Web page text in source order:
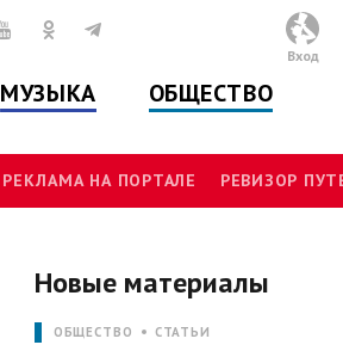
МУЗЫКА ОБЩЕСТВО
Вход
РЕКЛАМА НА ПОРТАЛЕ РЕВИЗОР
Новые материалы
ОБЩЕСТВО СТАТЬИ